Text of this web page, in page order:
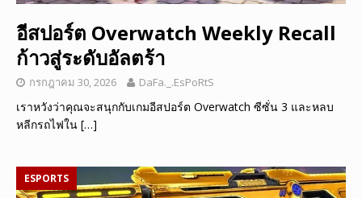
อีสปอร์ต Overwatch Weekly Recall
ก้าวสู่ระดับอัลตร้า
กรกฎาคม 30, 2026 DaFa._.EsPoRtS
เราหวังว่าคุณจะสนุกกับเกมอีสปอร์ต Overwatch ซีซั่น 3 และหลบ
หลีกรถไฟใน […]
ESPORTS